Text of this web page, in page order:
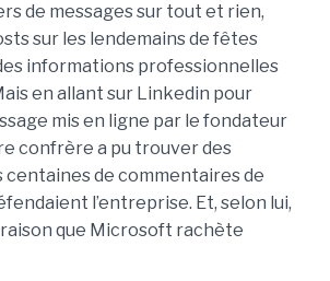
de messages sur tout et rien,
sur les lendemains de fêtes
informations professionnelles
en allant sur Linkedin pour
mis en ligne par le fondateur
confrère a pu trouver des
centaines de commentaires de
l’entreprise. Et, selon lui,
que Microsoft rachète